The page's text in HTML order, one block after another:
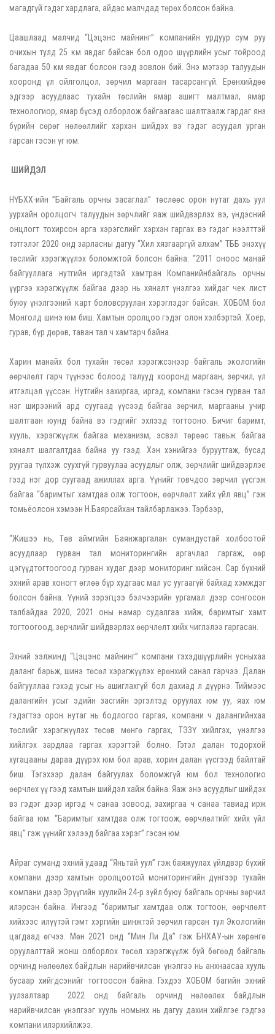
магадгүй гэдэг хардлага, айдас малчдад төрөх болсон байна.
Цаашлаад малчид “Цэцэнс майнинг” компанийн урдуур сум руу
очихын тулд 25 км явдаг байсан бол одоо шүүрлийн усыг тойроод
багадаа 50 км явдаг болсон гээд зовлон бий. Энэ мэтээр талуудын
хооронд үл ойлголцол, зөрчил маргаан тасарсангүй. Ерөнхийдөө
эдгээр асуудлаас тухайн төслийн ямар ашигт малтмал, ямар
технологиор, ямар бүсэд олборлож байгаагаас шалтгаалж гардаг янз
бүрийн сөрөг нөлөөллийг хэрхэн шийдэх вэ гэдэг асуудал урган
гарсан гэсэн үг юм.
ШИЙДЭЛ
НҮБХХ-ийн ”Байгаль орчны засаглал” төслөөс орон нутаг дахь уул
уурхайн оролцогч талуудын зөрчлийг яаж шийдвэрлэх вэ, үндэсний
онцлогт тохирсон арга хэрэгслийг хэрхэн гаргах вэ гэдэг нээлттэй
тэтгэлэг 2020 онд зарласны дагуу “Хил хязгааргүй алхам” ТББ энэхүү
төслийг хэрэгжүүлэх боломжтой болсон байна. “2011 оноос манай
байгууллага нутгийн иргэдтэй хамтран Компанийнбайгаль орчны
үүргээ хэрэгжүүлж байгаа дээр нь хяналт үнэлгээ хийдэг чек лист
буюу үнэлгээний карт боловсруулан хэрэглэдэг байсан. ХОБОМ бол
Монголд шинэ юм биш. Хамтын оролцоо гэдэг олон хэлбэртэй. Хоёр,
гурав, бүр дөрөв, таван тал ч хамтарч байна.
Харин манайх бол тухайн төсөл хэрэгжсэнээр байгаль экологийн
өөрчлөлт гарч түүнээс болоод талууд хооронд маргаан, зөрчил, үл
итгэлцэл үүссэн. Нутгийн захиргаа, иргэд, компани гэсэн гурван тал
нэг ширээний ард суугаад үүсээд байгаа зөрчил, маргааны учир
шалтгаан юунд байна вэ гэдгийг эхлээд тогтооно. Бичиг баримт,
хууль, хэрэгжүүлж байгаа механизм, эсвэл төрөөс тавьж байгаа
хяналт шалгалтдаа байна уу гээд. Хэн хэнийгээ буруутгаж, бусад
руугаа түлхэж суухгүй гурвуулаа асуудлыг олж, зөрчлийг шийдвэрлэе
гээд нэг дор суугаад ажиллах арга. Үүнийг товчдоо зөрчил үүсгэж
байгаа “баримтыг хамтдаа олж тогтоон, өөрчлөлт хийх үйл явц” гэж
томьёолсон хэмээн Н.Баярсайхан тайлбарлажээ. Тэрбээр,
“Жишээ нь, Төв аймгийн Баянжаргалан сумандустай холбоотой
асуудлаар гурван тал мониторингийн аргачлал гаргаж, өөр
цэгүүдтогтоогоод гурван худаг дээр мониторинг хийсэн. Сар бүхний
эхний арав хоногт өглөө бүр худгаас мал ус уугаагүй байхад хэмждэг
болсон байна. Үүний зэрэгцээ бэлчээрийн ургамал дээр сонгосон
талбайдаа 2020, 2021 оны намар судалгаа хийж, баримтыг хамт
тогтоогоод, зөрчлийг шийдвэрлэх өөрчлөлт хийх чиглэлээ гаргасан.
Эхний ээлжинд “Цэцэнс майнинг” компани гэхэдшүүрлийн усныхаа
даланг барьж, шинэ төсөл хэрэгжүүлэх ерөнхий санал гарчээ. Далан
байгууллаа гэхэд усыг нь ашиглахгүй бол дахиад л дүүрнэ. Тиймээс
далангийн усыг эдийн засгийн эргэлтэд оруулах юм уу, яах юм
гэдэгтээ орон нутаг нь бодлогоо гаргая, компани ч далангийнхаа
төслийг хэрэгжүүлэх төсөв мөнгө гаргах, ТЭЗҮ хийлгэх, үнэлгээ
хийлгэх зардлаа гаргах хэрэгтэй болно. Гэтэл далан тодорхой
хугацааны дараа дүүрэх юм бол арав, хорин далан үүсгээд байлтай
биш. Тэгэхээр далан байгуулах боломжгүй юм бол технологио
өөрчлөх үү гээд хамтын шийдэл хайж байна. Яаж энэ асуудлыг шийдэх
вэ гэдэг дээр иргэд ч санаа зовоод, захиргаа ч санаа тавиад ирж
байгаа юм. “Баримтыг хамтдаа олж тогтоож, өөрчлөлтийг хийх үйл
явц” гэж үүнийг хэлээд байгаа хэрэг” гэсэн юм.
Айраг суманд эхний удаад “Яньтай уул” гэж баяжуулах үйлдвэр бүхий
компани дээр хамтын оролцоотой мониторингийн дүнгээр тухайн
компани дээр Эрүүгийн хуулийн 24-р зүйл буюу байгаль орчны зөрчил
илэрсэн байна. Ингээд “баримтыг хамтдаа олж тогтоон, өөрчлөлт
хийхээс илүүтэй гэмт хэргийн шинжтэй зөрчил гарсан тул Экологийн
цагдаад өгчээ. Мөн 2021 онд “Мин Ли Да” гэж БНХАУ-ын хөрөнгө
оруулалттай жонш олборлох төсөл хэрэгжүүлж буй бөгөөд байгаль
орчинд нөлөөлөх байдлын нарийвчилсан үнэлгээ нь анхнаасаа хууль
бусаар хийгдсэнийг тогтоосон байна. Гэхдээ ХОБОМ багийн эхний
уулзалтаар 2022 онд байгаль орчинд нөлөөлөх байдлын
нарийвчилсан үнэлгээг хууль номынх нь дагуу дахин хийлгэе гэдгээ
компани илэрхийлжээ.